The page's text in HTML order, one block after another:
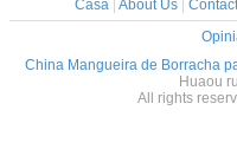
Casa About Us
China Mangueira de Borracha
Huaou
All rights